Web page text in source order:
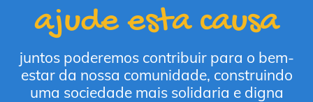
ajude esta causa
juntos poderemos contribuir para o bem-
estar da nossa comunidade, construindo
uma sociedade mais solidaria e digna